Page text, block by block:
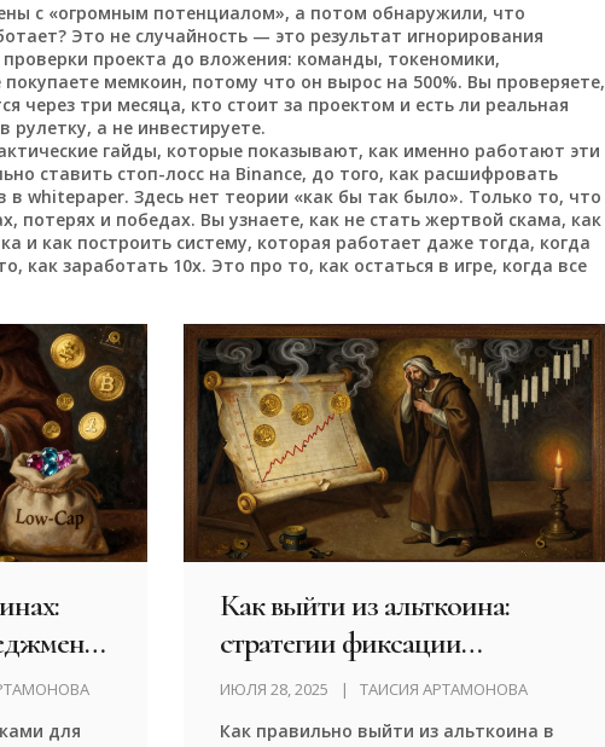
с «огромным потенциалом», а потом обнаружили, что
Это не случайность — это результат игнорирования
проверки проекта до вложения: команды, токеномики,
покупаете мемкоин, потому что он вырос на 500%. Вы проверяете,
через три месяца, кто стоит за проектом и есть ли реальная
рулетку, а не инвестируете.
гайды, которые показывают, как именно работают эти
ставить стоп-лосс на Binance, до того, как расшифровать
в whitepaper. Здесь нет теории «как бы так было». Только то, что
потерях и победах. Вы узнаете, как не стать жертвой скама, как
и как построить систему, которая работает даже тогда, когда
как заработать 10x. Это про то, как остаться в игре, когда все
для
Как выйти из альткоина:
стратегии фиксации
прибыли и снижения риска в
2025 году
ИЮЛЯ 28, 2025 ТАИСИЯ АРТАМОНОВА
Как правильно выйти из альткоина в